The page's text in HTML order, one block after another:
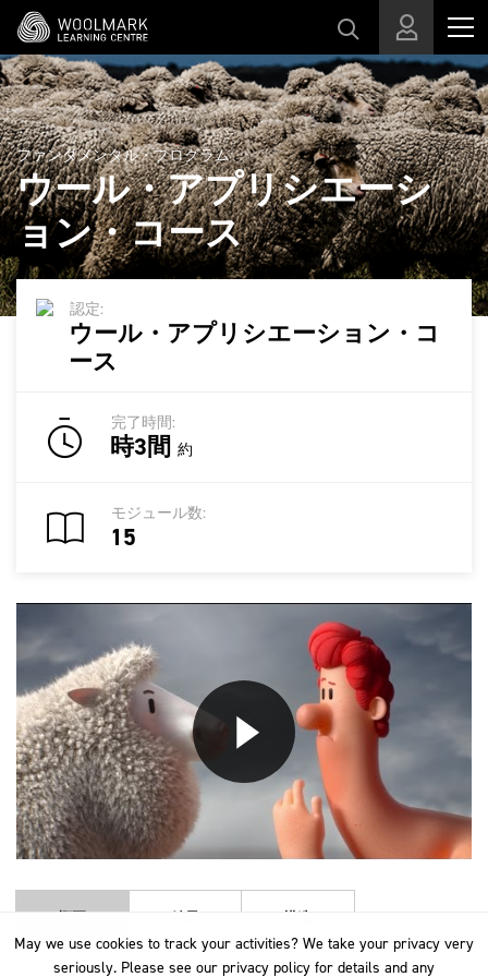
スキップする
ファンダメンタル・プログラム
ウール・アプリシエーシ
ョン・コース
概要 結果 構造
認定:
ウール・アプリシエーション・コ
ース
完了時間:
時3間 約
モジュール数:
15
May we use cookies to track your activities? We take your privacy very
seriously. Please see our privacy policy for details and any
May we use cookies to track your activities? We take your privacy very
seriously. Please see our privacy policy for details and any